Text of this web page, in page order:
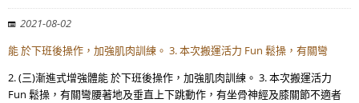
2021-08-02
能 於下班後操作，加強肌肉訓練。 3. 本次搬運活力 Fun 鬆操，有關彎
2. (三)漸進式增強體能 於下班後操作，加強肌肉訓練。 3. 本次搬運活力
Fun 鬆操，有關彎腰著地及垂直上下跳動作，有坐骨神經及膝關節不適者